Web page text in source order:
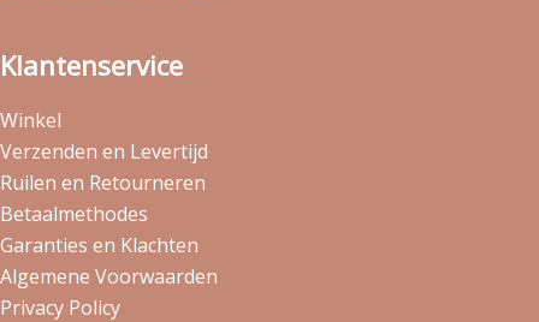
Klantenservice
Winkel
Verzenden en Levertijd
Ruilen en Retourneren
Betaalmethodes
Garanties en Klachten
Algemene Voorwaarden
Privacy Policy